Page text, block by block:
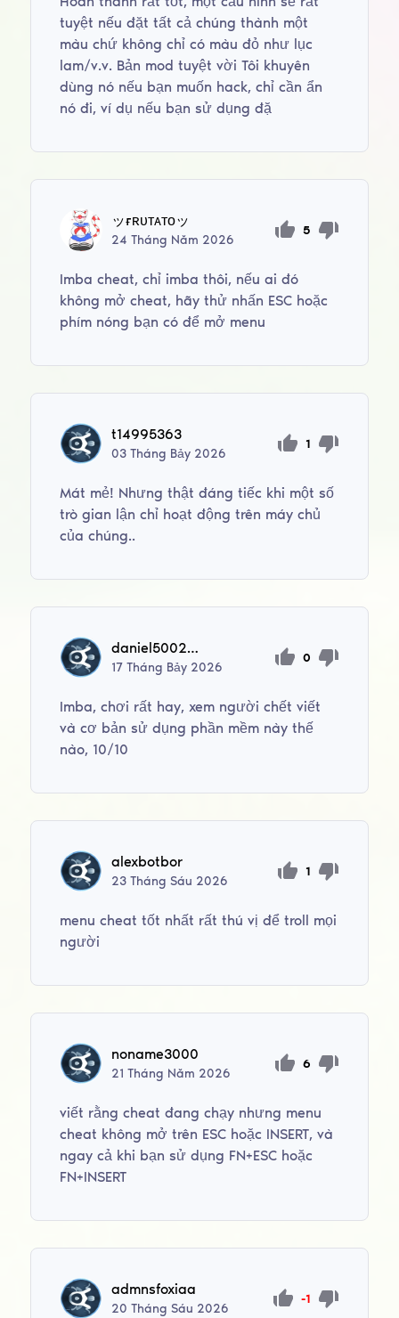
tuyệt nếu đặt tất cả chúng thành một
màu chứ không chỉ có màu đỏ như lục
lam/v.v. Bản mod tuyệt vời Tôi khuyên
dùng nó nếu bạn muốn hack, chỉ cần ẩn
nó đi, ví dụ nếu bạn sử dụng đặ
ッғʀᴜᴛᴀᴛᴏッ
24Tháng Năm 2026
5
Imba cheat, chỉ imba thôi, nếu ai đó
không mở cheat, hãy thử nhấn ESC hoặc
phím nóng bạn có để mở menu
t14995363
03Tháng Bảy 2026
1
Mát mẻ! Nhưng thật đáng tiếc khi một số
trò gian lận chỉ hoạt động trên máy chủ
của chúng..
daniel50026stefanovich
17Tháng Bảy 2026
0
Imba, chơi rất hay, xem người chết viết
và cơ bản sử dụng phần mềm này thế
nào, 10/10
alexbotbor
23Tháng Sáu 2026
1
menu cheat tốt nhất rất thú vị để troll mọi
người
noname3000
21Tháng Năm 2026
6
viết rằng cheat đang chạy nhưng menu
cheat không mở trên ESC hoặc INSERT, và
ngay cả khi bạn sử dụng FN+ESC hoặc
FN+INSERT
admnsfoxiaa
20Tháng Sáu 2026
-1